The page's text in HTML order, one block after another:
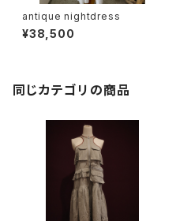
antique nightdress
¥38,500
同じカテゴリの商品